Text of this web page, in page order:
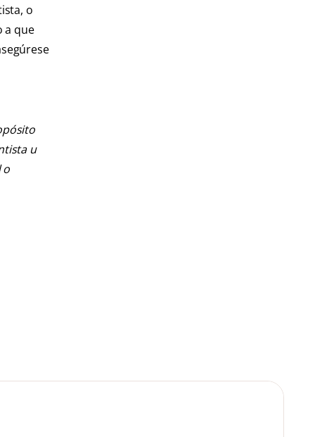
o
a que
u
o